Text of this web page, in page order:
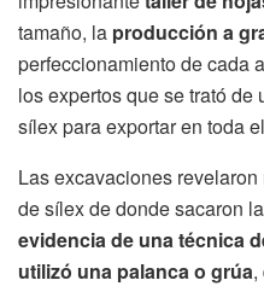
tamaño, la producción a
perfeccionamiento de cada
los expertos que se trató
sílex para exportar en toda
Las excavaciones
de sílex de donde sacaron
evidencia de una técnica
utilizó una palanca o grúa,